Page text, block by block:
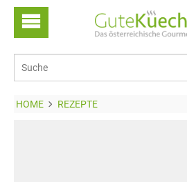
HOME REZEPTE